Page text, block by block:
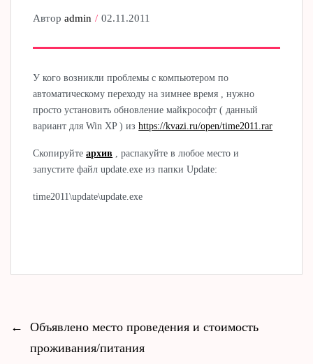
Авторadmin 02.11.2011
У кого возникли проблемы с компьютером по
автоматическому переходу на зимнее время , нужно
просто установить обновление майкрософт ( данный
вариант для Win XP ) изhttps://kvazi.ru/open/time2011.rar
Скопируйте архив , распакуйте в любое место и
запустите файл update.exe из папки Update:
time2011\update\update.exe
←
Объявлено место проведения и стоимость
проживания/питания